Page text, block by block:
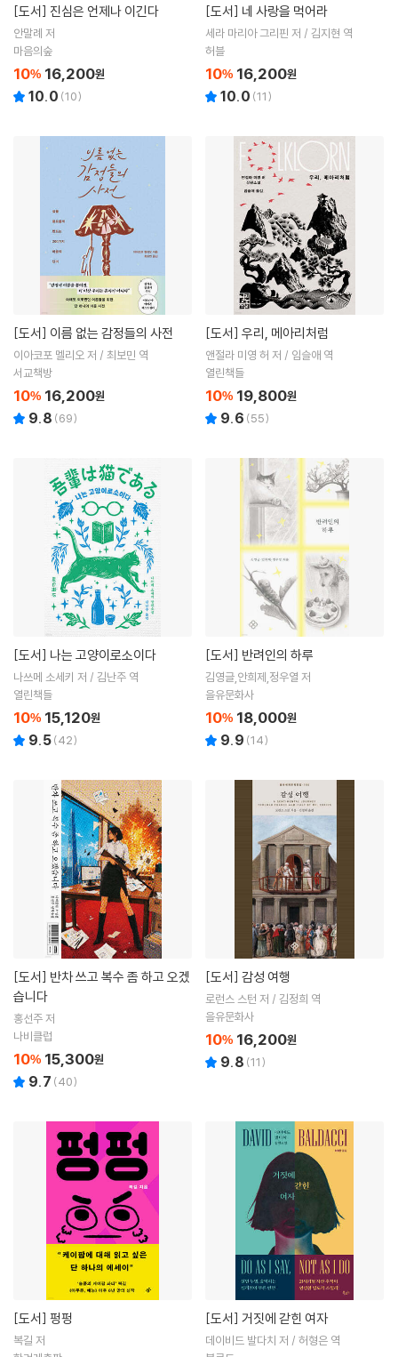
[도서] 진심은 언제나 이긴다
안말례 저
마음의숲
10% 16,200원
10.0 (10)
[도서] 네 사랑을 먹어라
세라 마리아 그리핀 저 / 김지현 역
허블
10% 16,200원
10.0 (11)
[도서] 이름 없는 감정들의 사전
이아코포 멜리오 저 / 최보민 역
서교책방
10% 16,200원
9.8 (69)
[도서] 우리, 메아리처럼
앤절라 미영 허 저 / 임슬애 역
열린책들
10% 19,800원
9.6 (55)
[도서] 나는 고양이로소이다
나쓰메 소세키 저 / 김난주 역
열린책들
10% 15,120원
9.5(42)
[도서] 반려인의 하루
김영글,안희제,정우열 저
을유문화사
10% 18,000원
9.9 (14)
[도서]
습니다
홍선주 저
나비클럽
10% 15,300원
9.7 (40)
[도서] 감성 여행
로런스 스턴 저 / 김정희 역
을유문화사
10% 16,200원
9.8 (11)
[도서] 펑펑
복길 저
[도서] 거짓에 갇힌 여자
데이비드 발다치 저 / 허형은 역